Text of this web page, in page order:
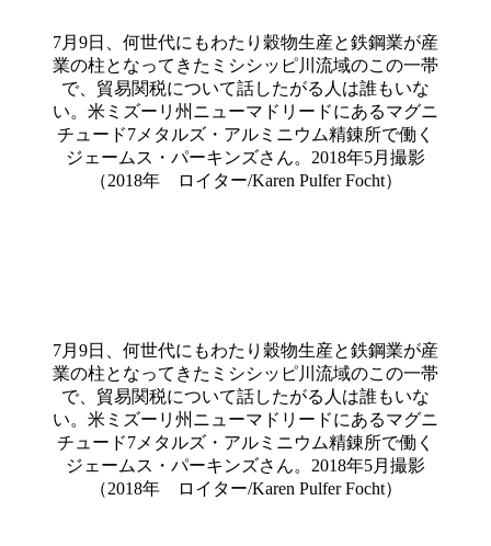
7月9日、何世代にもわたり穀物生産と鉄鋼業が産
業の柱となってきたミシシッピ川流域のこの一帯
で、貿易関税について話したがる人は誰もいな
い。米ミズーリ州ニューマドリードにあるマグニ
チュード7メタルズ・アルミニウム精錬所で働く
ジェームス・パーキンズさん。2018年5月撮影
（2018年 ロイター/Karen Pulfer Focht）
7月9日、何世代にもわたり穀物生産と鉄鋼業が産
業の柱となってきたミシシッピ川流域のこの一帯
で、貿易関税について話したがる人は誰もいな
い。米ミズーリ州ニューマドリードにあるマグニ
チュード7メタルズ・アルミニウム精錬所で働く
ジェームス・パーキンズさん。2018年5月撮影
（2018年 ロイター/Karen Pulfer Focht）